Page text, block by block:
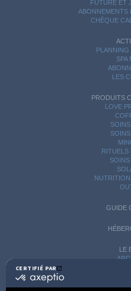
CERTIFIÉ PAR
certifié
FUTURE ET
ABONNEMENTS
CHÈQUE
SPA
LES
PRODUITS
LOVE
RITUELS
GUIDE
LE